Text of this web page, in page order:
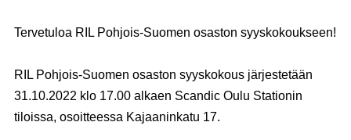
Tervetuloa RIL Pohjois-Suomen osaston syyskokoukseen!
RIL Pohjois-Suomen osaston syyskokous järjestetään
31.10.2022 klo 17.00 alkaen Scandic Oulu Stationin
tiloissa, osoitteessa Kajaaninkatu 17.